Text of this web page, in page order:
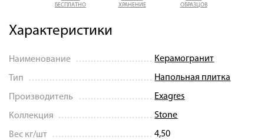
БЕСПЛАТНО
ХРАНЕНИЕ
ОБРАЗЦОВ
Характеристики
Наименование Керамогранит
Тип Напольная плитка
Производитель Exagres
Коллекция Stone
Вес кг/шт 4,50